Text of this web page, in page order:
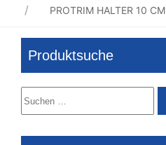
PROTRIM HALTER 10 CM
Produktsuche
Suchen
nach: